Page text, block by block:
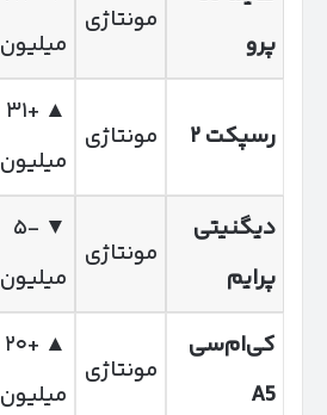
پرو
مونتاژی
میلیون
رسپکت۲ مونتاژی
▲ +۳۱
میلیون
دیگنیتی
پرایم
مونتاژی
▼ -۵
میلیون
کی‌ام‌سی
A5
مونتاژی
▲ +۲۰
میلیون